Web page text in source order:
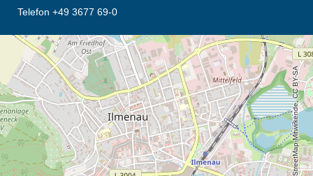
Telefon +49 3677 69-0
Öffnet die Anfahrtsbeschreibung in neuem Tab (Karte)
© OpenStreetMap-Mitwirkende, CC BY-SA